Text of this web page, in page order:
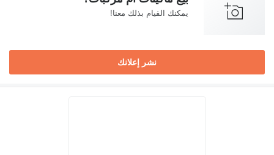
يمكنك القيام بذلك معنا!
نشر إعلانك